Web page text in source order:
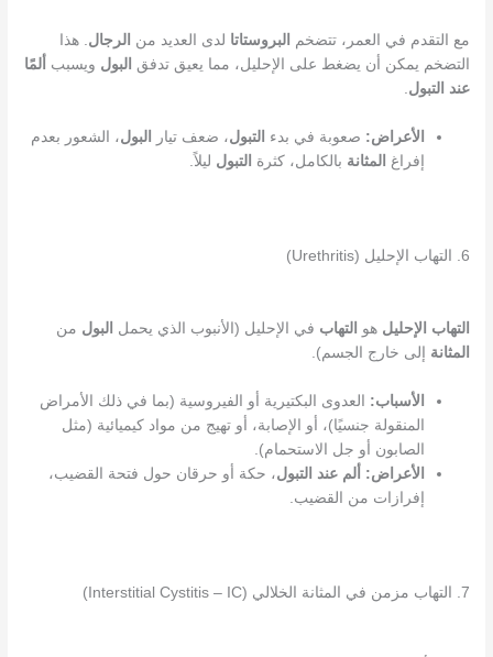
مع التقدم في العمر، تتضخم البروستاتا لدى العديد من الرجال. هذا
التضخم يمكن أن يضغط على الإحليل، مما يعيق تدفق البول ويسبب ألمًا
عند التبول.
الأعراض: صعوبة في بدء التبول، ضعف تيار البول، الشعور بعدم
إفراغ المثانة بالكامل، كثرة التبول ليلاً.
6. التهاب الإحليل (Urethritis)
التهاب الإحليل هو التهاب في الإحليل (الأنبوب الذي يحمل البول من
المثانة إلى خارج الجسم).
الأسباب: العدوى البكتيرية أو الفيروسية (بما في ذلك الأمراض
المنقولة جنسيًا)، أو الإصابة، أو تهيج من مواد كيميائية (مثل
الصابون أو جل الاستحمام).
الأعراض: ألم عند التبول، حكة أو حرقان حول فتحة القضيب،
إفرازات من القضيب.
7. التهاب مزمن في المثانة الخلالي (Interstitial Cystitis – IC)